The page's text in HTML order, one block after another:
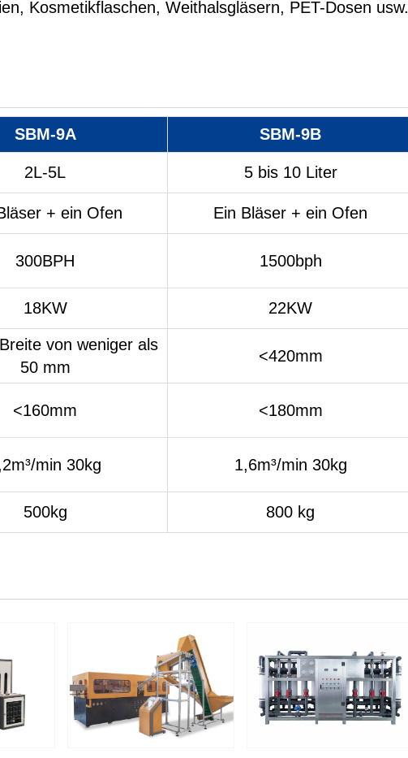
Kosmetikflaschen, Weithalsgläsern, PET-Dosen usw.
SBM-9A SBM-9B
2L-5L 5 bis 10 Liter
+ ein Ofen Ein Bläser + ein Ofen
300BPH 1500bph
18KW 22KW
von weniger als
50 mm
<420mm
<160mm <180mm
min 30kg 1,6m³/min 30kg
500kg 800 kg